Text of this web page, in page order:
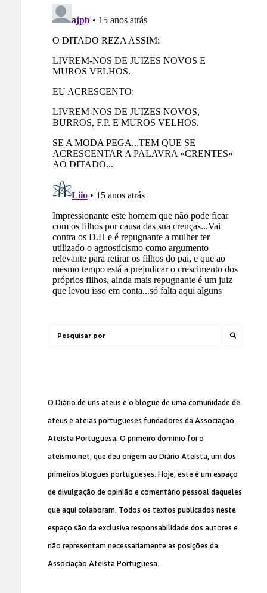
O Diário de uns ateus é o blogue de uma comunidade de
ateus e ateias portugueses fundadores da Associação
Ateísta Portuguesa. O primeiro domínio foi o
ateismo.net, que deu origem ao Diário Ateísta, um dos
primeiros blogues portugueses. Hoje, este é um espaço
de divulgação de opinião e comentário pessoal daqueles
que aqui colaboram. Todos os textos publicados neste
espaço são da exclusiva responsabilidade dos autores e
não representam necessariamente as posições da
Associação Ateísta Portuguesa.